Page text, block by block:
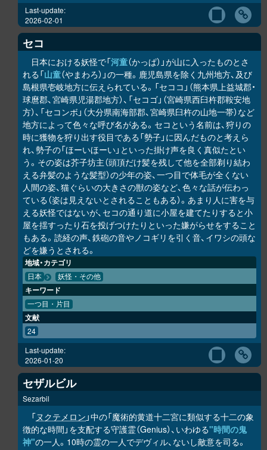
Last-update:
2026-02-01
セコ
日本における妖怪で「河童（かっぱ）」が山に入ったものとさ
れる「山童（やまわろ）」の一種。鹿児島県を除く九州地方、及び
島根県壱岐地方に伝えられている。「セココ」（熊本県上益城郡・
球麿郡、宮崎県児湯郡地方）、「セコゴ」（宮崎県西臼杵郡鞍安地
方）、「セコンボ」（大分県南海部郡、宮崎県臼杵の山地一帯）など
地方によって色々な呼び名がある。セコという名前は、狩りの
時に獲物を狩り出す役目である「勢子」に因んだものと考えら
れ、勢子の「ほーいほーい」といった掛け声を良く真似たとい
う。その姿は芥子坊主（頭頂だけ髪を残して他を全部剃り結わ
える弁髪のような髪型）の少年の姿、一つ目で体毛が全くない
人間の姿、猫ぐらいの大きさの獣の姿など、色々な話が伝わっ
ている（姿は見えないとされることもある）。あまり人に害を与
える妖怪ではないが、セコの通り道に小屋を建てたりすると小
屋を揺すったり石を投げつけたりといった嫌がらせをすること
もある。読経の声、鉄砲の音やノコギリを引く音、イワシの頭な
どを嫌うとされる。
地域・カテゴリ
日本 妖怪・その他
キーワード
一つ目・片目
文献
24
Last-update:
2026-01-20
セザルビル
Sezarbil
「ヌクテメロン 」中の「魔術的黄道十二宮に類似する十二の象
徴的な時間」を支配する守護霊（Genius）、いわゆる"時間の鬼
神"の一人。10時の霊の一人でデヴィル、ないし敵意を司る。